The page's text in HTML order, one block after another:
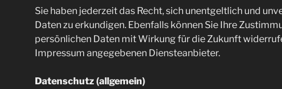
Sie haben jederzeit das Recht, sich unentgeltlich und
Daten zu erkundigen. Ebenfalls können Sie Ihre
persönlichen Daten mit Wirkung für die Zukunft
Impressum angegebenen Diensteanbieter.
Datenschutz (allgemein)